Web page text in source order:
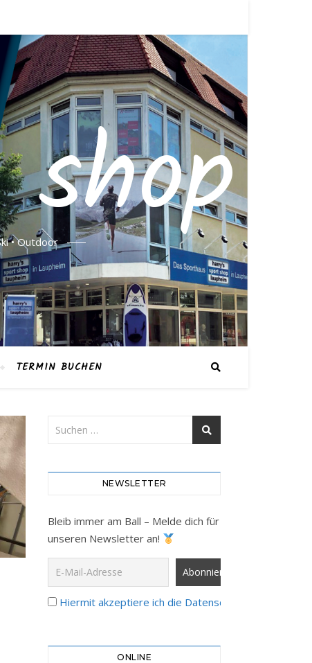
• Outdoor
TERMIN BUCHEN
NEWSLETTER
Bleib immer am Ball – Melde dich für
unseren Newsletter an!
Hiermit akzeptiere ich die
ONLINE